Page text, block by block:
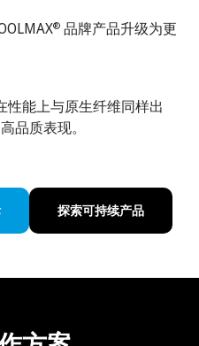
® 品牌产品升级为更
性能上与原生纤维同样出
品质表现。
探索可持续产品